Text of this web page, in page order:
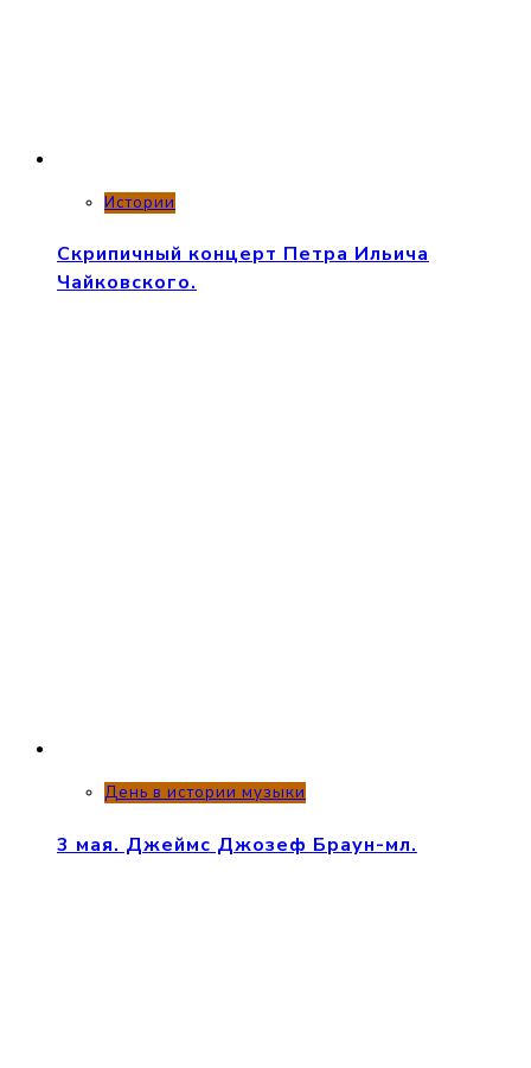
Истории
Скрипичный концерт Петра Ильича
Чайковского.
День в истории музыки
3 мая. Джеймс Джозеф Браун-мл.